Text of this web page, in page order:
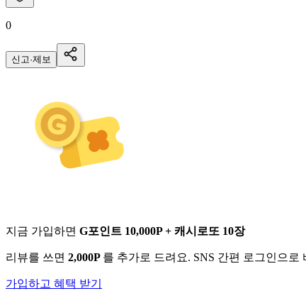
0
신고·제보
지금 가입하면 G포인트 10,000P + 캐시로또 10장
리뷰를 쓰면 2,000P 를 추가로 드려요. SNS 간편 로그인으로
가입하고 혜택 받기